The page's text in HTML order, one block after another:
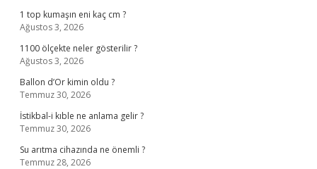
1 top kumaşın eni kaç cm ?
Ağustos 3, 2026
1100 ölçekte neler gösterilir ?
Ağustos 3, 2026
Ballon d’Or kimin oldu ?
Temmuz 30, 2026
İstikbal-i kıble ne anlama gelir ?
Temmuz 30, 2026
Su arıtma cihazında ne önemli ?
Temmuz 28, 2026